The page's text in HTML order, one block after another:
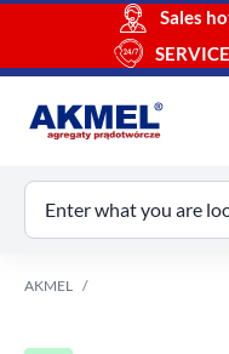
Sales
cart
Enter what you are
AKMEL